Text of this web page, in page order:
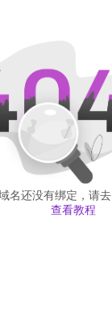
名还没有绑定，请去
查看教程